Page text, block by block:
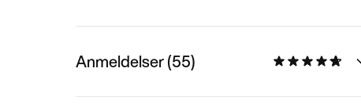
Anmeldelser (55)